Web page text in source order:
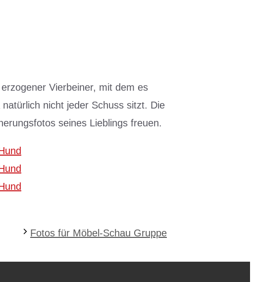
Vierbeiner, mit dem es
nicht jeder Schuss sitzt. Die
seines Lieblings freuen.
Fotos für Möbel-Schau Gruppe